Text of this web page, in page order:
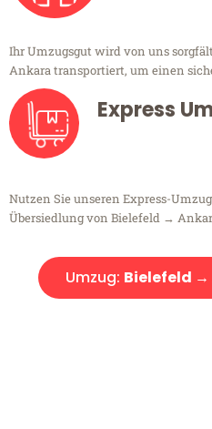
Ihr Umzugsgut wird von uns
Ankara transportiert, um einen
Express
Nutzen Sie unseren Express-
Übersiedlung von Bielefeld →
Umzug: Bielefeld